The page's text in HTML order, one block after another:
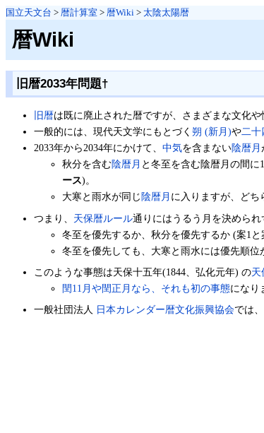
国立天文台 > 暦計算室 > 暦Wiki > 太陰太陽暦
暦Wiki
旧暦2033年問題†
旧暦は既に廃止された暦ですが、さまざまな文化や
一般的には、現代天文学にもとづく 朔 (新月)や二十
2033年から2034年にかけて、 中気を含まない陰暦月
秋分を含む陰暦月 と冬至を含む陰暦月の間
ース)。
大寒と雨水が同じ陰暦月 に入りますが、どち
つまり、 天保暦ルール通りにはうるう月を決めら
冬至を優先するか、秋分を優先するか (案1と
冬至を優先しても、大寒と雨水には優先順位
このような事態は天保十五年(1844、弘化元年) の天
閏11月や閏正月なら、それも初の事態になり
一般社団法人 日本カレンダー暦文化振興協会では、